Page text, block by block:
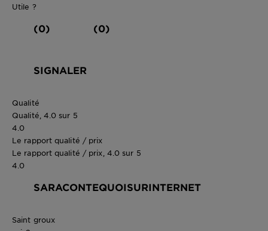
Utile ?
(0) (0)
SIGNALER
Qualité
Qualité, 4.0 sur 5
4.0
Le rapport qualité / prix
Le rapport qualité / prix, 4.0 sur 5
4.0
SARACONTEQUOISURINTERNET
Saint groux